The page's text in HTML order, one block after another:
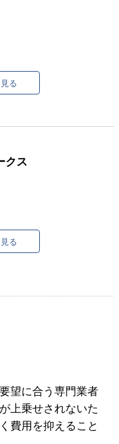
る
クス
る
望に合う専門業者
上乗せされないた
費用を抑えること